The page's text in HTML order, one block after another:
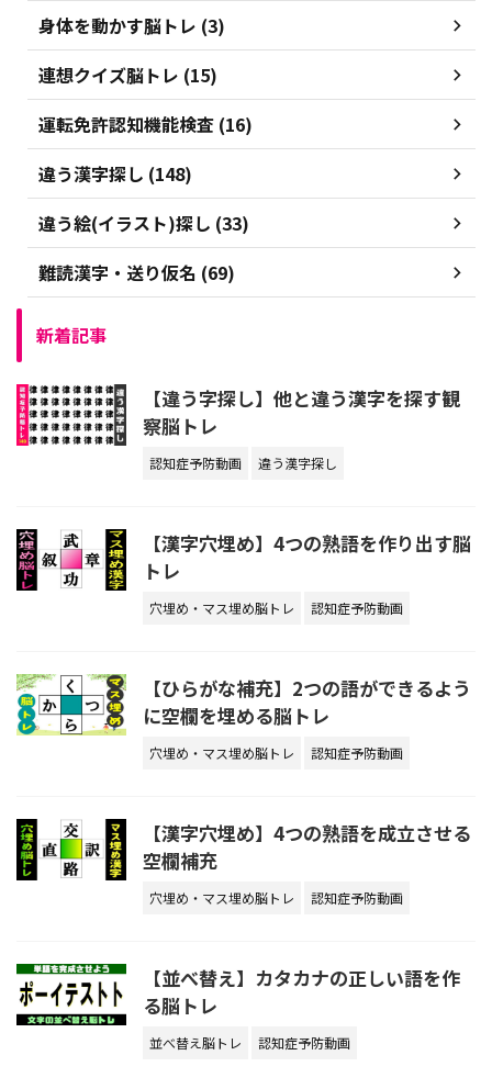
身体を動かす脳トレ (3)
連想クイズ脳トレ (15)
運転免許認知機能検査 (16)
違う漢字探し (148)
違う絵(イラスト)探し (33)
難読漢字・送り仮名 (69)
新着記事
【違う字探し】他と違う漢字を探す観
察脳トレ
認知症予防動画 違う漢字探し
【漢字穴埋め】4つの熟語を作り出す脳
トレ
穴埋め・マス埋め脳トレ 認知症予防動画
【ひらがな補充】2つの語ができるよう
に空欄を埋める脳トレ
穴埋め・マス埋め脳トレ 認知症予防動画
【漢字穴埋め】4つの熟語を成立させる
空欄補充
穴埋め・マス埋め脳トレ 認知症予防動画
【並べ替え】カタカナの正しい語を作
る脳トレ
並べ替え脳トレ 認知症予防動画